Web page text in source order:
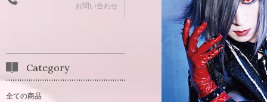
お問い合わせ
Category
全ての商品